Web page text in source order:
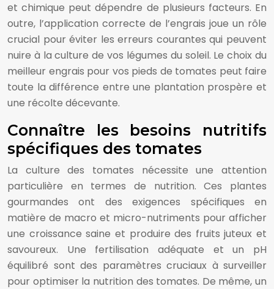
et chimique peut dépendre de plusieurs facteurs. En
outre, l’application correcte de l’engrais joue un rôle
crucial pour éviter les erreurs courantes qui peuvent
nuire à la culture de vos légumes du soleil. Le choix du
meilleur engrais pour vos pieds de tomates peut faire
toute la différence entre une plantation prospère et
une récolte décevante.
Connaître les besoins nutritifs
spécifiques des tomates
La culture des tomates nécessite une attention
particulière en termes de nutrition. Ces plantes
gourmandes ont des exigences spécifiques en
matière de macro et micro-nutriments pour afficher
une croissance saine et produire des fruits juteux et
savoureux. Une fertilisation adéquate et un pH
équilibré sont des paramètres cruciaux à surveiller
pour optimiser la nutrition des tomates. De même, un